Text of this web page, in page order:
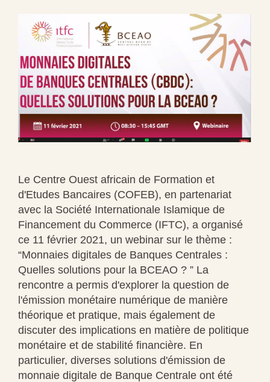
Le Centre Ouest africain de Formation et
d'Etudes Bancaires (COFEB), en partenariat
avec la Société Internationale Islamique de
Financement du Commerce (IFTC), a organisé
ce 11 février 2021, un webinar sur le thème :
“Monnaies digitales de Banques Centrales :
Quelles solutions pour la BCEAO ? ” La
rencontre a permis d'explorer la question de
l'émission monétaire numérique de manière
théorique et pratique, mais également de
discuter des implications en matière de politique
monétaire et de stabilité financière. En
particulier, diverses solutions d'émission de
monnaie digitale de Banque Centrale ont été